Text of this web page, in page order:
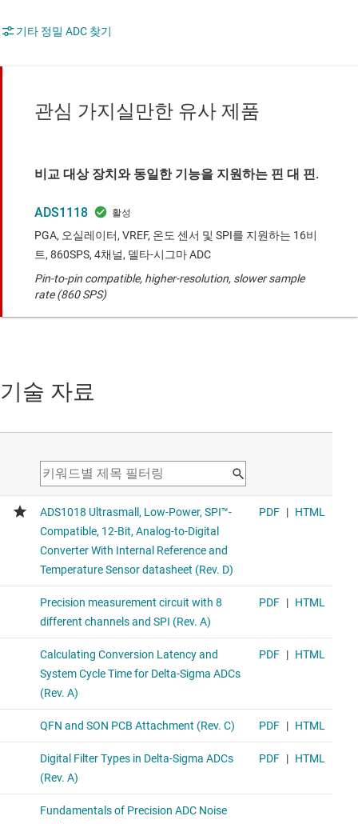
기타 정밀 ADC 찾기
관심 가지실만한 유사 제품
비교 대상 장치와 동일한 기능을 지원하는 핀 대 핀.
ADS1118
PGA, 오실레이터, VREF, 온도 센서 및 SPI를 지원하는 16비
트, 860SPS, 4채널, 델타-시그마 ADC
Pin-to-pin compatible, higher-resolution, slower sample
rate (860 SPS)
기술 자료